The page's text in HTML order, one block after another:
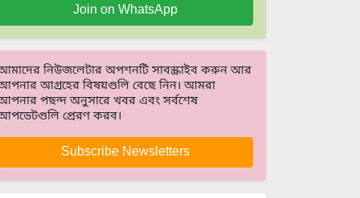
Join on WhatsApp
নিউজলেটার অপশনটি সাবস্ক্রাইব করুন আর
আগ্রহের বিষয়গুলি বেছে নিন। আমরা
পছন্দ অনুসারে খবর এবং সর্বশেষ
প্রেরণ করব।
Subscribe Newsletters